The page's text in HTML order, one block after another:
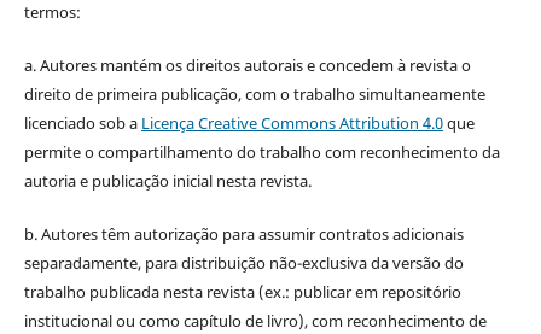
termos:
a. Autores mantém os direitos autorais e concedem à revista o
direito de primeira publicação, com o trabalho simultaneamente
licenciado sob a Licença Creative Commons Attribution 4.0que
permite o compartilhamento do trabalho com reconhecimento da
autoria e publicação inicial nesta revista.
b. Autores têm autorização para assumir contratos adicionais
separadamente, para distribuição não-exclusiva da versão do
trabalho publicada nesta revista (ex.: publicar em repositório
institucional ou como capítulo de livro), com reconhecimento de